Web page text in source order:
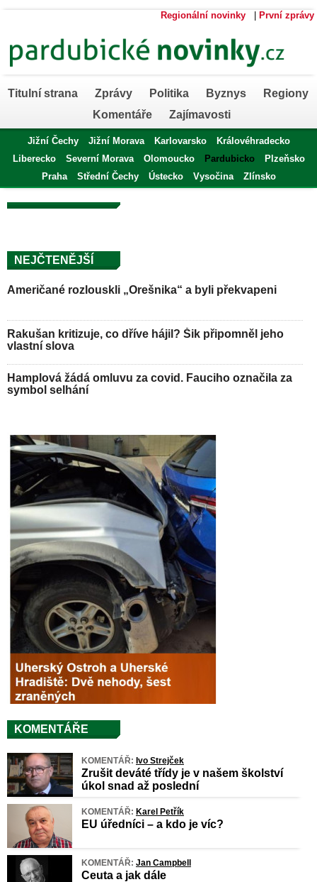
Regionální novinky První zprávy
Titulní strana Zprávy Politika Byznys
Regiony
Komentáře
Zajímavosti
Jižní Čechy Jižní Morava Karlovarsko
Královéhradecko
Liberecko
Severní Morava Olomoucko Pardubicko
Plzeňsko
Praha
Střední Čechy Ústecko Vysočina Zlínsko
NEJČTENĚJŠÍ
Američané rozlouskli „Orešnika“ a byli překvapeni
Rakušan kritizuje, co dříve hájil? Šik připomněl jeho
vlastní slova
Hamplová žádá omluvu za covid. Fauciho označila za
symbol selhání
KOMENTÁŘE
KOMENTÁŘ: Ivo Strejček
Zrušit deváté třídy je v našem školství
úkol snad až poslední
KOMENTÁŘ: Karel Petřík
EU úředníci – a kdo je víc?
KOMENTÁŘ: Jan Campbell
Ceuta a jak dále